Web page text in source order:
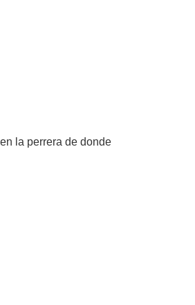
la perrera de donde